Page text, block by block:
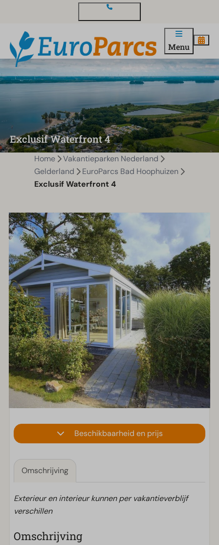
Menu
Exclusif Waterfront 4
Home
Vakantieparken Nederland
Gelderland
EuroParcs Bad Hoophuizen
Exclusif Waterfront 4
Beschikbaarheid en prijs
Omschrijving
Exterieur en interieur kunnen per vakantieverblijf
verschillen
Omschrijving